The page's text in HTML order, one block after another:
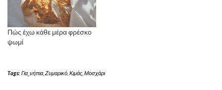
Πώς έχω κάθε μέρα φρέσκο
ψωμί
Tags: Για_νήπια, Ζυμαρικό, Κιμάς, Μοσχάρι